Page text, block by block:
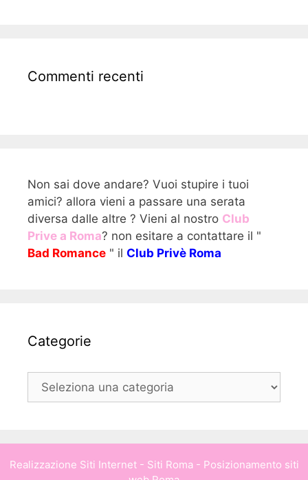
Commenti recenti
Non sai dove andare? Vuoi stupire i tuoi
amici? allora vieni a passare una serata
diversa dalle altre ? Vieni al nostro Club
Prive a Roma? non esitare a contattare il "
Bad Romance " il Club Privè Roma
Categorie
Categorie
Realizzazione Siti Internet- Siti Roma- Posizionamento siti